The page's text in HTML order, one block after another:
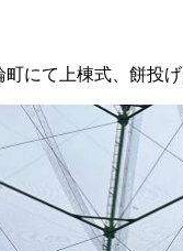
町にて上棟式、餅投